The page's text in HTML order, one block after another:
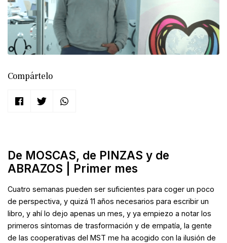
De MOSCAS, de PINZAS y de
ABRAZOS | Primer mes
Cuatro semanas pueden ser suficientes para coger un poco
de perspectiva, y quizá 11 años necesarios para escribir un
libro, y ahí lo dejo apenas un mes, y ya empiezo a notar los
primeros síntomas de trasformación y de empatía, la gente
de las cooperativas del MST me ha acogido con la ilusión de
Compártelo